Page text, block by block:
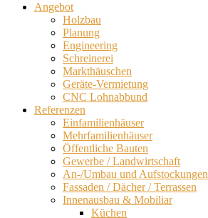
Angebot
Holzbau
Planung
Engineering
Schreinerei
Markthäuschen
Geräte-Vermietung
CNC Lohnabbund
Referenzen
Einfamilienhäuser
Mehrfamilienhäuser
Öffentliche Bauten
Gewerbe / Landwirtschaft
An-/Umbau und Aufstockungen
Fassaden / Dächer / Terrassen
Innenausbau & Mobiliar
Küchen